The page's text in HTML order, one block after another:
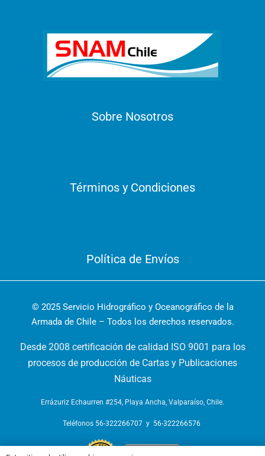
Sobre Nosotros
Términos y Condiciones
Política de Envíos
© 2025 Servicio Hidrográfico y Oceanográfico de la
Armada de Chile – Todos los derechos reservados.
Desde 2008 certificación de calidad ISO 9001 para los
procesos de producción de Cartas y Publicaciones
Náuticas
Errázuriz Echaurren #254, Playa Ancha, Valparaíso, Chile.
Teléfonos 56-322266707 y 56-322266576